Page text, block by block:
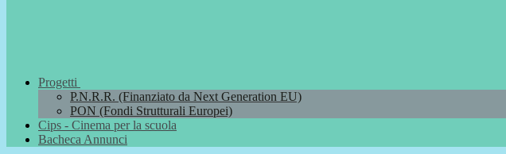
Progetti
P.N.R.R. (Finanziato da Next Generation EU)
PON (Fondi Strutturali Europei)
Cips - Cinema per la scuola
Bacheca Annunci